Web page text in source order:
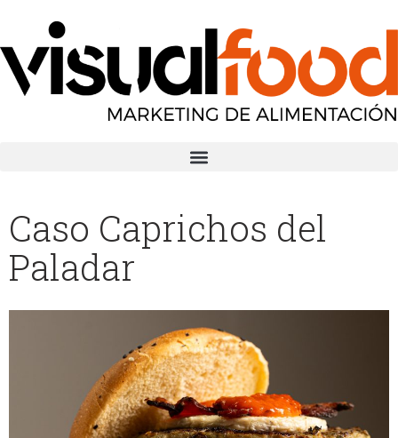
Caso Caprichos del
Paladar